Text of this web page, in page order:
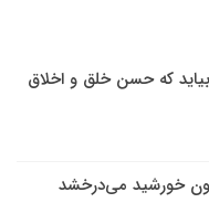
که حسن خلق و اخلاق
خورشید می‌درخشد